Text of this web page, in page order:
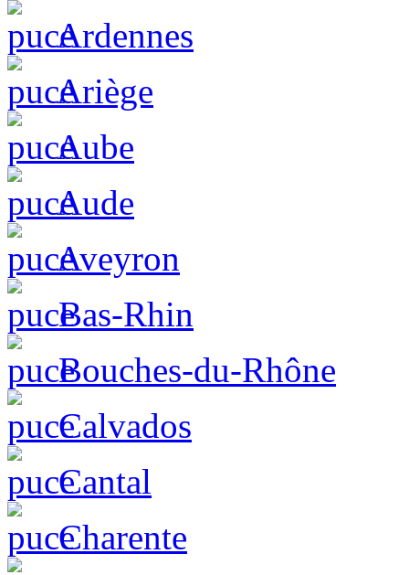
Ardennes
Ariège
Aube
Aude
Aveyron
Bas-Rhin
Bouches-du-Rhône
Calvados
Cantal
Charente